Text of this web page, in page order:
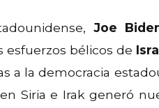
Joe
esfuerzos bélicos de
a la democracia
Siria e Irak generó